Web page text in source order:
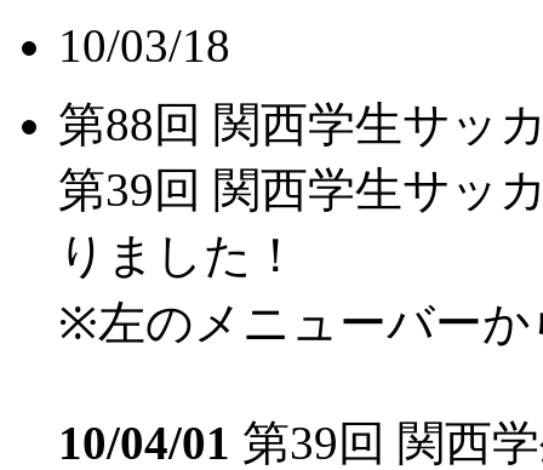
10/03/18
第88回 関西学生サッ
第39回 関西学生サッ
りました！
※左のメニューバー
10/04/01 第39回 関西